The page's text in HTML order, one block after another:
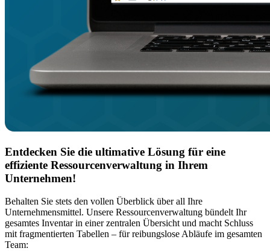
Entdecken Sie die ultimative Lösung für eine
effiziente Ressourcenverwaltung in Ihrem
Unternehmen!
Behalten Sie stets den vollen Überblick über all Ihre
Unternehmensmittel. Unsere Ressourcenverwaltung bündelt Ihr
gesamtes Inventar in einer zentralen Übersicht und macht Schluss
mit fragmentierten Tabellen – für reibungslose Abläufe im gesamten
Team: